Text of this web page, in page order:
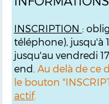
INSCRIPTION :
téléphone), jusqu'à
jusqu'au vendredi
end. Au delà de ce
le bouton
actif.